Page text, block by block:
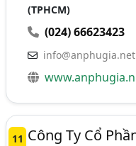
(TPHCM)
(024) 66623423
11 Công Ty Cổ